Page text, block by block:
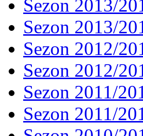
Sezon 2013/
Sezon 2013/
Sezon 2012/
Sezon 2012/
Sezon 2011/
Sezon 2011/